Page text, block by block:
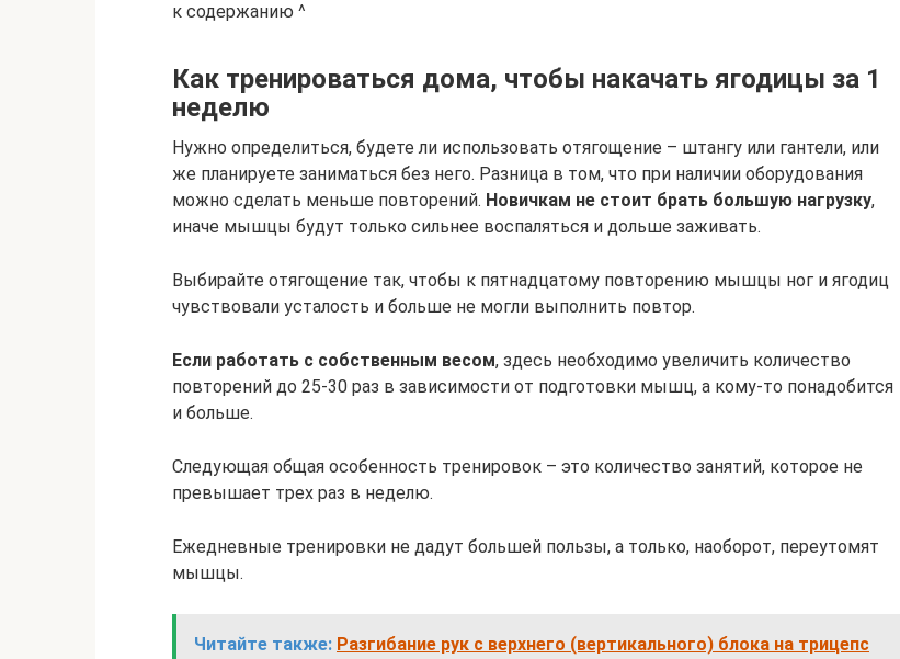
к содержанию ^
Как тренироваться дома, чтобы накачать ягодицы за 1
неделю
Нужно определиться, будете ли использовать отягощение – штангу или гантели, или
же планируете заниматься без него. Разница в том, что при наличии оборудования
можно сделать меньше повторений. Новичкам не стоит брать большую нагрузку,
иначе мышцы будут только сильнее воспаляться и дольше заживать.
Выбирайте отягощение так, чтобы к пятнадцатому повторению мышцы ног и ягодиц
чувствовали усталость и больше не могли выполнить повтор.
Если работать с собственным весом, здесь необходимо увеличить количество
повторений до 25-30 раз в зависимости от подготовки мышц, а кому-то понадобится
и больше.
Следующая общая особенность тренировок – это количество занятий, которое не
превышает трех раз в неделю.
Ежедневные тренировки не дадут большей пользы, а только, наоборот, переутомят
мышцы.
Читайте также: Разгибание рук с верхнего (вертикального) блока на трицепс